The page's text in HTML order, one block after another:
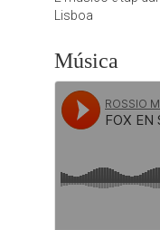
Lisboa
Música